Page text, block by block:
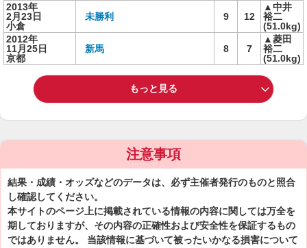
2013年
2月23日
小倉
未勝利 9 12
▲中井
裕二
(51.0kg)
2012年
11月25日
京都
新馬 8 7
▲菱田
裕二
(51.0kg)
もっと見る
注意事項
結果・成績・オッズなどのデータは、必ず主催者発行のものと照合
し確認してください。
本サイトのページ上に掲載されている情報の内容に関しては万全を
期しておりますが、その内容の正確性および安全性を保証するもの
ではありません。 当該情報に基づいて被ったいかなる損害について